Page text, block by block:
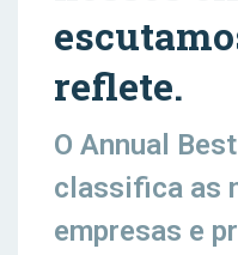
reflete.
O Annual
classifica as
empresas e